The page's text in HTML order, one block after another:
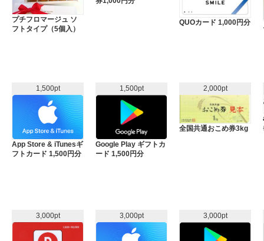
プチフロマージュ ソ
フトタイプ（5個入）
QUOカード 1,000円分
1,500pt
App Store & iTunesギ
フトカード 1,500円分
1,500pt
Google Play ギフトカ
ード 1,500円分
2,000pt
全国共通おこめ券3kg
3,000pt 3,000pt 3,000pt